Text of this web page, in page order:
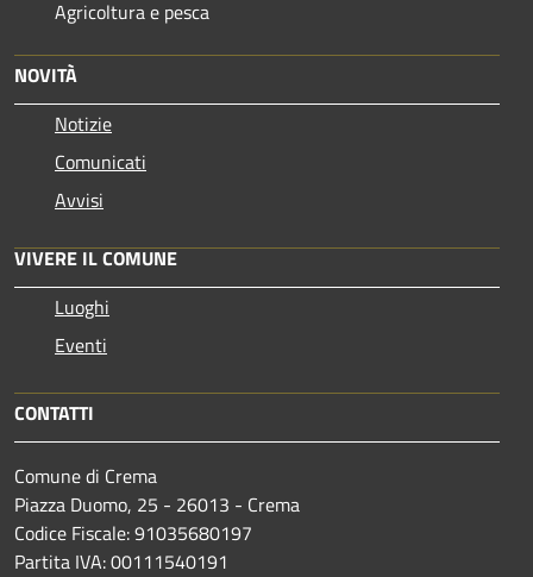
Agricoltura e pesca
NOVITÀ
Notizie
Comunicati
Avvisi
VIVERE IL COMUNE
Luoghi
Eventi
CONTATTI
Comune di Crema
Piazza Duomo, 25 - 26013 - Crema
Codice Fiscale: 91035680197
Partita IVA: 00111540191